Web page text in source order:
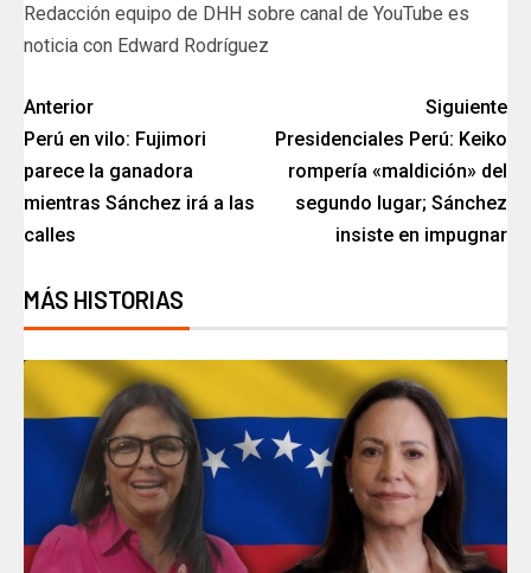
Redacción equipo de DHH sobre canal de YouTube es
noticia con Edward Rodríguez
Anterior
Perú en vilo: Fujimori
parece la ganadora
mientras Sánchez irá a las
calles
Siguiente
Presidenciales Perú: Keiko
rompería «maldición» del
segundo lugar; Sánchez
insiste en impugnar
MÁS HISTORIAS